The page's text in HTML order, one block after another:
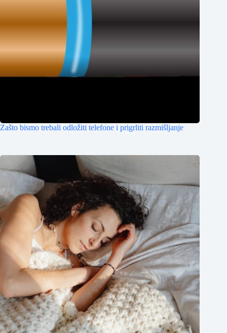
Zašto bismo trebali odložiti telefone i prigrliti razmišljanje